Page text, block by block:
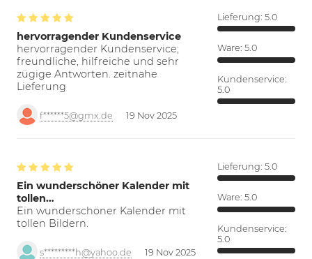
hervorragender Kundenservice
hervorragender Kundenservice;
freundliche, hilfreiche und sehr
zügige Antworten. zeitnahe
Lieferung
f******5@gmx.de 19 Nov 2025
Lieferung: 5.0
Ware: 5.0
Kundenservice:
5.0
Ein wunderschöner Kalender mit
tollen…
Ein wunderschöner Kalender mit
tollen Bildern.
s*********h@yahoo.de 19 Nov 2025
Lieferung: 5.0
Ware: 5.0
Kundenservice:
5.0